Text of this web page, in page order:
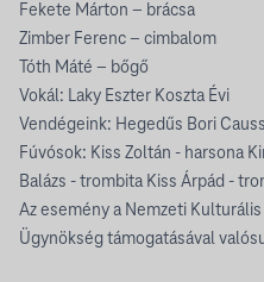
Fekete Márton – brácsa
Zimber Ferenc – cimbalom
Tóth Máté – bőgő
Vokál: Laky Eszter Koszta Évi
Vendégeink: Hegedűs Bori
Fúvósok: Kiss Zoltán - harsona
Balázs - trombita Kiss Árpád -
Az esemény a Nemzeti
Ügynökség támogatásával